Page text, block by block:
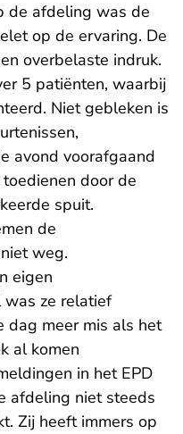
de afdeling was de
op de ervaring. De
overbelaste indruk.
5 patiënten, waarbij
Niet gebleken is
avond voorafgaand
door de
spuit.
de
weg.
eigen
ze relatief
dag meer mis als het
al komen
in het EPD
afdeling niet steeds
Zij heeft immers op